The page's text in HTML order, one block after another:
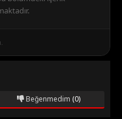
Beğenmedim (0)